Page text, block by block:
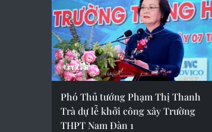
Phó Thủ tướng Phạm Thị Thanh
Trà dự lễ khởi công xây Trường
THPT Nam Đàn 1